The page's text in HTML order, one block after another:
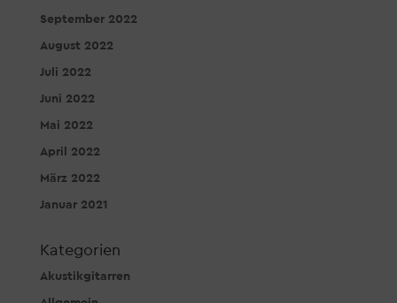
September 2022
August 2022
Juli 2022
Juni 2022
Mai 2022
April 2022
März 2022
Januar 2021
Kategorien
Akustikgitarren